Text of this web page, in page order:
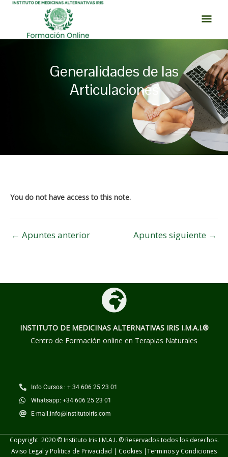
contenido
Generalidades de las
Articulaciones
You do not have access to this note.
entradas
← Apuntes anterior Apuntes siguiente →
INSTITUTO DE MEDICINAS ALTERNATIVAS IRIS I.M.A.I.®
Centro de Formación online en Terapias Naturales
Info Cursos : + 34 606 25 23 01
Whatsapp: +34 606 25 23 01
E-mail:info@institutoiris.com
Copyright 2020 © Instituto Iris I.M.A.I. ® Reservados todos los derechos.
Aviso Legal y Politica de Privacidad | Cookies |Terminos y Condiciones